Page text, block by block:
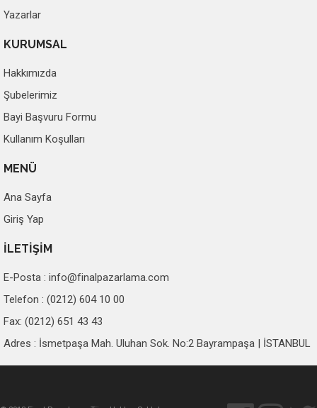
Yazarlar
KURUMSAL
Hakkımızda
Şubelerimiz
Bayi Başvuru Formu
Kullanım Koşulları
MENÜ
Ana Sayfa
Giriş Yap
İLETİŞİM
E-Posta : info@finalpazarlama.com
Telefon : (0212) 604 10 00
Fax: (0212) 651 43 43
Adres : İsmetpaşa Mah. Uluhan Sok. No:2 Bayrampaşa | İSTANBUL